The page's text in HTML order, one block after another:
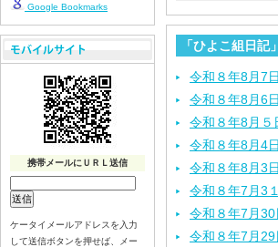
「ひよこ組日記
令和８年8月7
令和８年8月6
令和８年8月５
令和８年8月4
令和８年8月3
令和８年7月3
令和８年7月30
令和８年7月29
Google Bookmarks
携帯メールにＵＲＬ送信
ケータイメールアドレスを入力
して送信ボタンを押せば、メー